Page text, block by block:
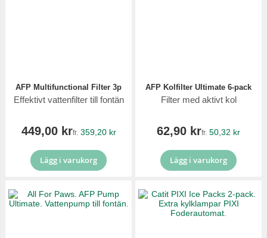
AFP Multifunctional Filter 3p
Effektivt vattenfilter till fontän
449,00 krfr. 359,20 kr
Lägg i varukorg
AFP Kolfilter Ultimate 6-pack
Filter med aktivt kol
62,90 krfr. 50,32 kr
Lägg i varukorg